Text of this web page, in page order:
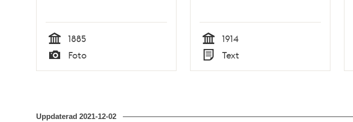
Tid
1885
Foto Tid
1914
Text
Uppdaterad 2021-12-02